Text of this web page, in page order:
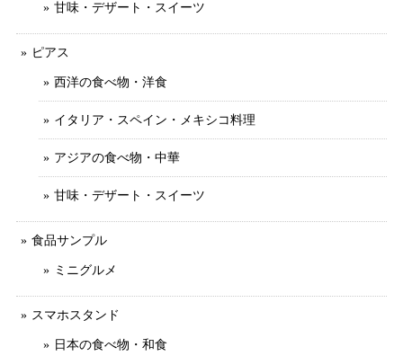
甘味・デザート・スイーツ
ピアス
西洋の食べ物・洋食
イタリア・スペイン・メキシコ料理
アジアの食べ物・中華
甘味・デザート・スイーツ
食品サンプル
ミニグルメ
スマホスタンド
日本の食べ物・和食